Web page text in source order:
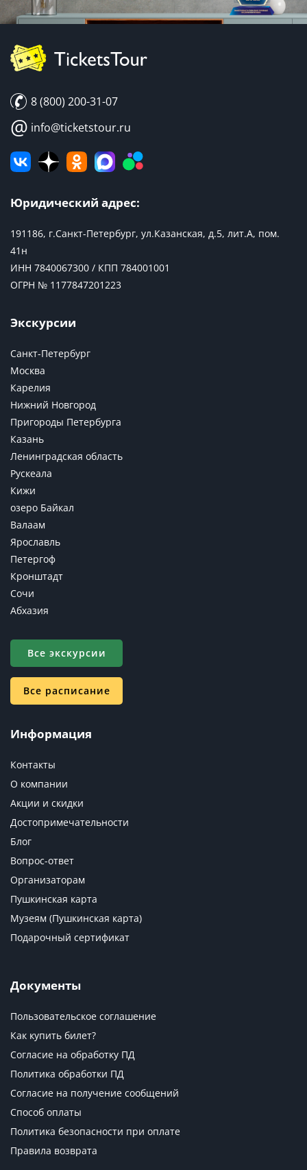
8 (800) 200-31-07
@ info@ticketstour.ru
Юридический адрес:
191186, г.Санкт-Петербург, ул.Казанская, д.5, лит.А, пом.
41н
ИНН 7840067300 / КПП 784001001
ОГРН № 1177847201223
Экскурсии
Санкт-Петербург
Москва
Карелия
Нижний Новгород
Пригороды Петербурга
Казань
Ленинградская область
Рускеала
Кижи
озеро Байкал
Валаам
Ярославль
Петергоф
Кронштадт
Сочи
Абхазия
Все экскурсии
Все расписание
Информация
Контакты
О компании
Акции и скидки
Достопримечательности
Блог
Вопрос-ответ
Организаторам
Пушкинская карта
Музеям (Пушкинская карта)
Подарочный сертификат
Документы
Пользовательское соглашение
Как купить билет?
Согласие на обработку ПД
Политика обработки ПД
Согласие на получение сообщений
Способ оплаты
Политика безопасности при оплате
Правила возврата